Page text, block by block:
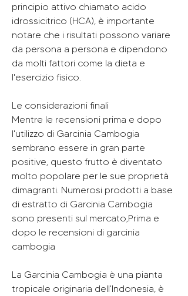
principio attivo chiamato acido
idrossicitrico (HCA), è importante
notare che i risultati possono variare
da persona a persona e dipendono
da molti fattori come la dieta e
l'esercizio fisico.
Le considerazioni finali
Mentre le recensioni prima e dopo
l'utilizzo di Garcinia Cambogia
sembrano essere in gran parte
positive, questo frutto è diventato
molto popolare per le sue proprietà
dimagranti. Numerosi prodotti a base
di estratto di Garcinia Cambogia
sono presenti sul mercato,Prima e
dopo le recensioni di garcinia
cambogia
La Garcinia Cambogia è una pianta
tropicale originaria dell'Indonesia, è